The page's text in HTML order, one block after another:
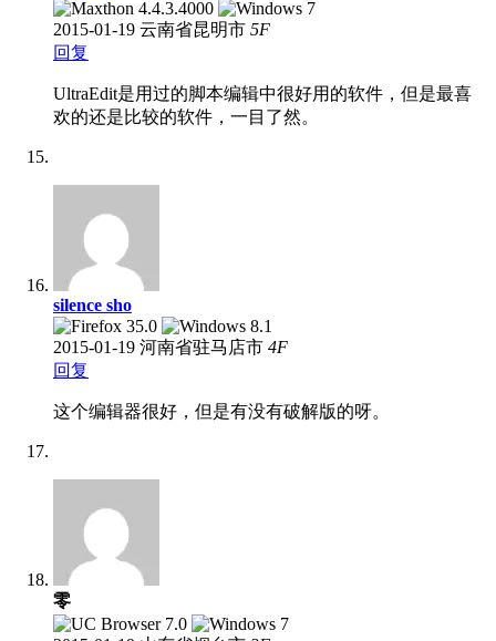
2015-01-19 云南省昆明市 5F
回复
UltraEdit是用过的脚本编辑中很好用的软件，但是最喜
欢的还是比较的软件，一目了然。
silence sho
2015-01-19 河南省驻马店市 4F
回复
这个编辑器很好，但是有没有破解版的呀。
零